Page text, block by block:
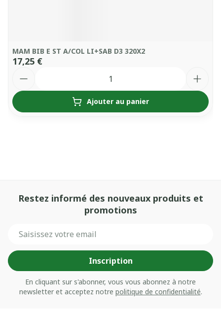
MAM BIB E ST A/COL LI+SAB D3 320X2
17,25 €
Ajouter au panier
Restez informé des nouveaux produits et
promotions
Inscription
En cliquant sur s'abonner, vous vous abonnez à notre
newsletter et acceptez notre politique de confidentialité.